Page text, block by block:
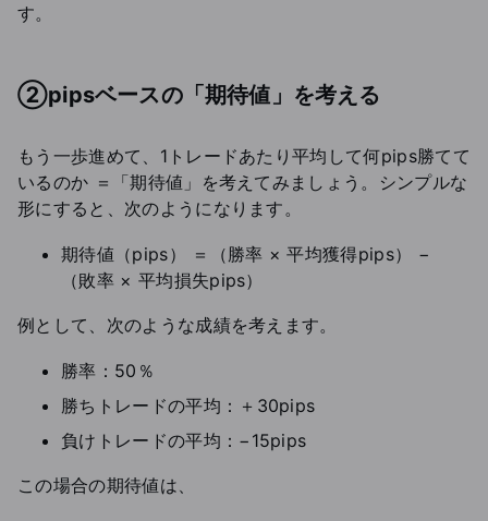
す。
②pipsベースの「期待値」を考える
もう一歩進めて、1トレードあたり平均して何pips勝てて
いるのか ＝「期待値」を考えてみましょう。シンプルな
形にすると、次のようになります。
期待値（pips） ＝（勝率 × 平均獲得pips） −
（敗率 × 平均損失pips）
例として、次のような成績を考えます。
勝率：50％
勝ちトレードの平均：＋30pips
負けトレードの平均：−15pips
この場合の期待値は、